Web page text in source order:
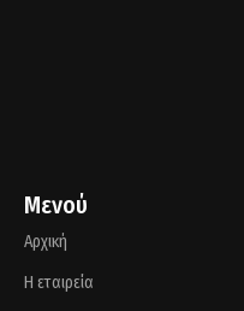
Μενού
Αρχική
Η εταιρεία